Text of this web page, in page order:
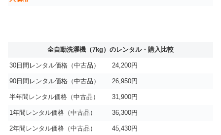
全自動洗濯機（7kg）のレンタル・購入比較
30日間レンタル価格（中古品） 24,200円
90日間レンタル価格（中古品） 26,950円
半年間レンタル価格（中古品） 31,900円
1年間レンタル価格（中古品） 36,300円
2年間レンタル価格（中古品） 45,430円